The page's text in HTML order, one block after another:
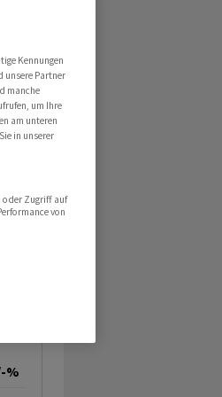
%
Kennungen
unsere Partner
manche
um Ihre
am unteren
in unserer
oder Zugriff auf
von